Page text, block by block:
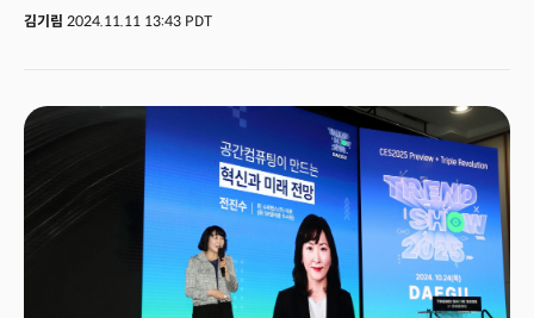
날카로운 시각으로 분석한다. 지난 11월 8일 더밀크와 진행한 인터뷰에서
모습으로 변모할지 예측했다. 특히 AI 기반 콘텐츠 제작, 자율주행차, 스마트
하드웨어, 그리고 산업별 AI 활용에 관한 통찰을 통해 AI가 기업과 개인의 삶에
미칠 실질적인 영향과 기회를 조망했다. 베스트셀러 작가이기도 한 크리스 예
대표는 이 변화의 물결 속에서 창작물을 만들 때 글쓴이의 관점(POV, Point of
View)이 중요하다며 바뀌는 시대에도 인간의 고유한 역할이 여전히
중요하다고 설명했다. 그는 최근 챗GPT를 활용해 책 한 권을 단 12시간 만에
완성했던 경험을 공유하며 업무 속도가 빨라진 것과는 별개로 AI 시대에도
창의성과 개인의 독창적인 시각이 빛을 발할 것이라고 강조했다. 다음은
크리스 예가 예측한 2025년의 10대 트렌드다.
김기림 2024.11.11 13:43 PDT